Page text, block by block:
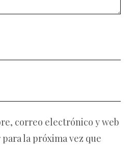
correo electrónico y web
la próxima vez que